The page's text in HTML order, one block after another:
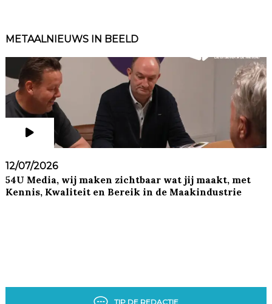
METAALNIEUWS IN BEELD
12/07/2026
54U Media, wij maken zichtbaar wat jij maakt, met
Kennis, Kwaliteit en Bereik in de Maakindustrie
TIP DE REDACTIE